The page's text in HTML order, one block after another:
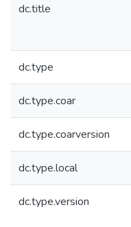
dc.title
dc.type
dc.type.coar
dc.type.coarversion
dc.type.local
dc.type.version